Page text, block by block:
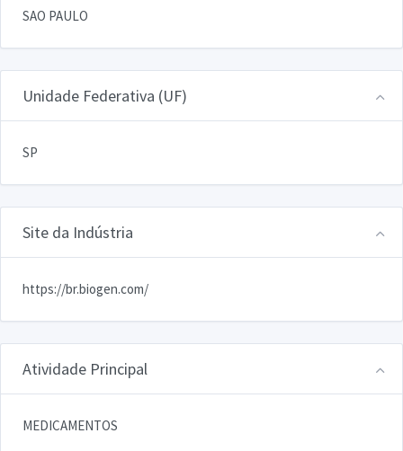
SAO PAULO
Unidade Federativa (UF)
SP
Site da Indústria
https://br.biogen.com/
Atividade Principal
MEDICAMENTOS